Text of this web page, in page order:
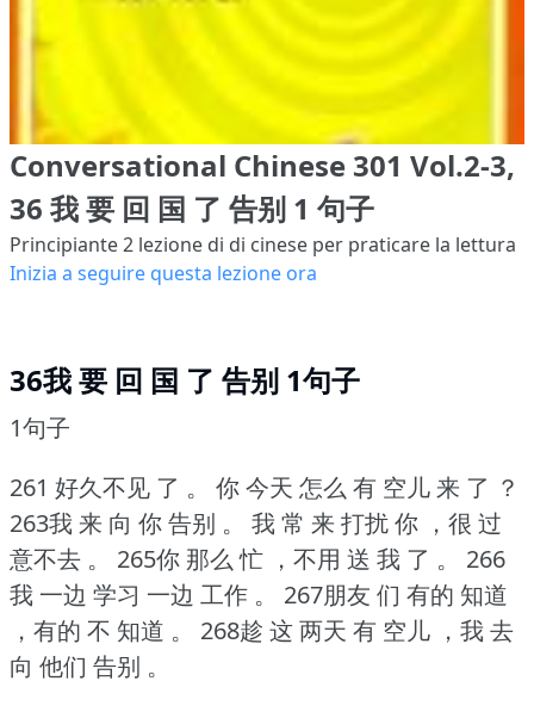
Conversational Chinese 301 Vol.2-3,
36 我 要 回 国 了 告别 1 句子
Principiante 2 lezione di di cinese per praticare la lettura
Inizia a seguire questa lezione ora
36我 要 回 国 了 告别 1句子
1句子
261 好久不见 了 。
你 今天 怎么 有 空儿 来 了 ？
263我 来 向 你 告别 。
我 常 来 打扰 你 ，很 过
意不去 。
265你 那么 忙 ，不用 送 我 了 。
266
我 一边 学习 一边 工作 。
267朋友 们 有的 知道
，有的 不 知道 。
268趁 这 两天 有 空儿 ，我 去
向 他们 告别 。